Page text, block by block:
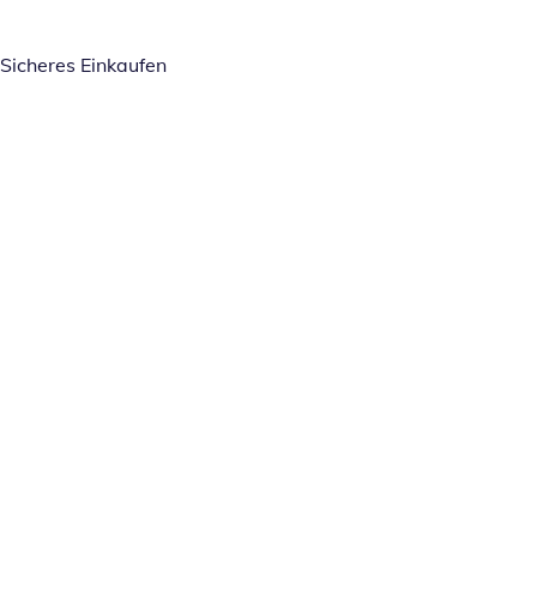
Sicheres Einkaufen